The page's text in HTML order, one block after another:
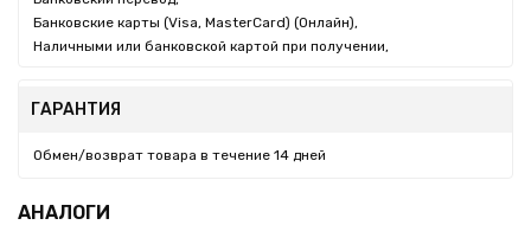
Банковские карты (Visa, MasterCard) (Онлайн),
Наличными или банковской картой при получении,
ГАРАНТИЯ
Обмен/возврат товара в течение 14 дней
АНАЛОГИ